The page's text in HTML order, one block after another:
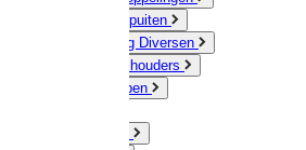
Gieters / Spuiten
Besproeiing Diversen
Slangen & houders
Waterpompen